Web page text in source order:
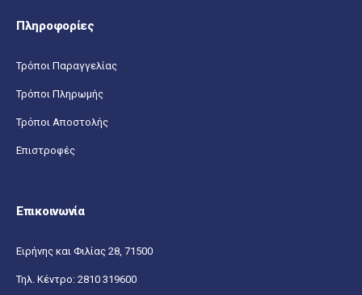
Πληροφορίες
Τρόποι Παραγγελίας
Τρόποι Πληρωμής
Τρόποι Αποστολής
Επιστροφές
Επικοινωνία
Ειρήνης και Φιλίας 28, 71500
Τηλ. Κέντρο: 2810 319600